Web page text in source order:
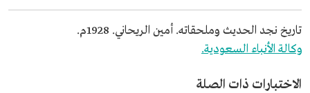
تاريخ نجد الحديث وملحقاته. أمين الريحاني. 1928م.
وكالة الأنباء السعودية.
الاختبارات ذات الصلة